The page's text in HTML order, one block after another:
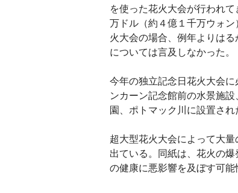
を使った花火大会が行われ
万ドル（約４億１千万ウォ
火大会の場合、例年よりは
については言及しなかった。
今年の独立記念日花火大会
ンカーン記念館前の水景施
園、ポトマック川に設置され
超大型花火大会によって大
出ている。同紙は、花火の
の健康に悪影響を及ぼす可能